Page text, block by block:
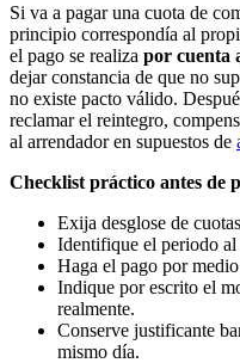
Si va a pagar una cuota de
principio correspondía al
el pago se realiza por cuenta
dejar constancia de que no
no existe pacto válido.
reclamar el reintegro,
al arrendador en supuestos de
Checklist práctico antes de
Exija desglose de
Identifique el periodo al
Haga el pago por
Indique por escrito el
realmente.
Conserve justificante
mismo día.